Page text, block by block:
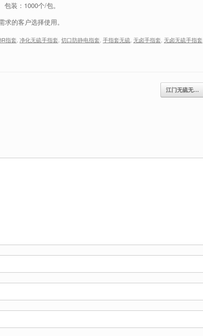
：1000个/包。
的客户选择使用。
指套 净化无硫手指套 切口防静电指套 手指套无硫 无卤手指套 无卤无硫手指套
江门无硫无…